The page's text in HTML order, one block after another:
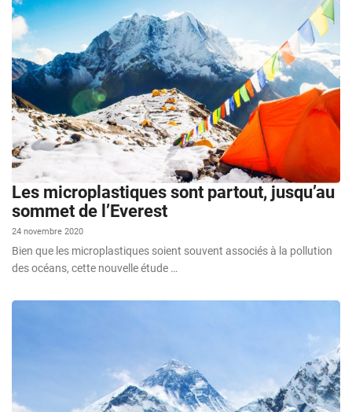
Les microplastiques sont partout, jusqu’au
sommet de l’Everest
24 novembre 2020
Bien que les microplastiques soient souvent associés à la pollution
des océans, cette nouvelle étude …